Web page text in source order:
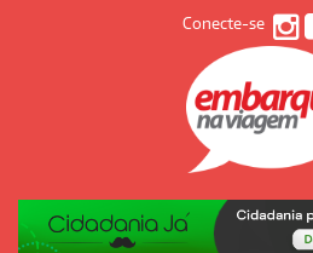
Conecte-se